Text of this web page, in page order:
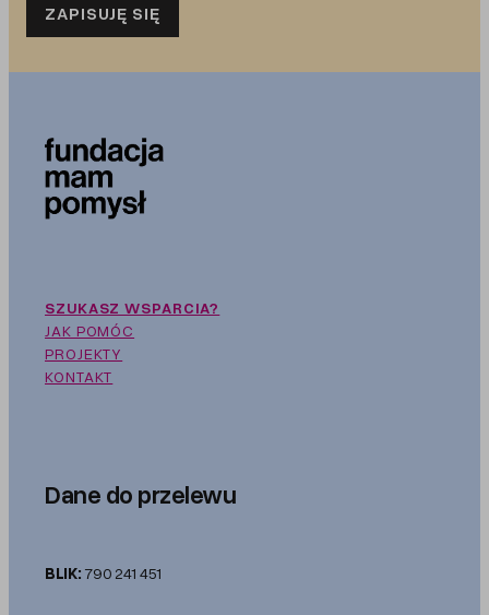
ZAPISUJĘ SIĘ
SZUKASZ WSPARCIA?
JAK POMÓC
PROJEKTY
KONTAKT
Dane do przelewu
BLIK: 790 241 451